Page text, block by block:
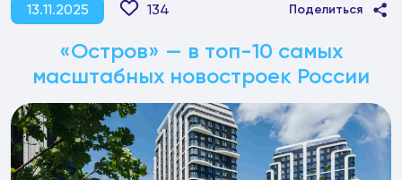
13.11.2025 134 Поделиться
«Остров» — в топ-10 самых
масштабных новостроек России